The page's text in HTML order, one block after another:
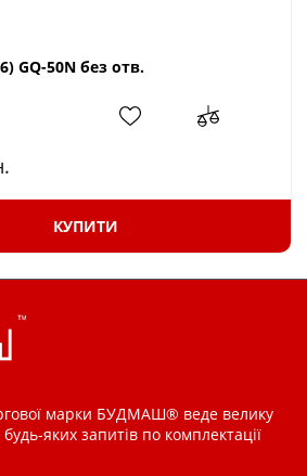
GQ-50N без отв.
КУПИТИ
марки БУДМАШ® веде велику
яких запитів по комплектації